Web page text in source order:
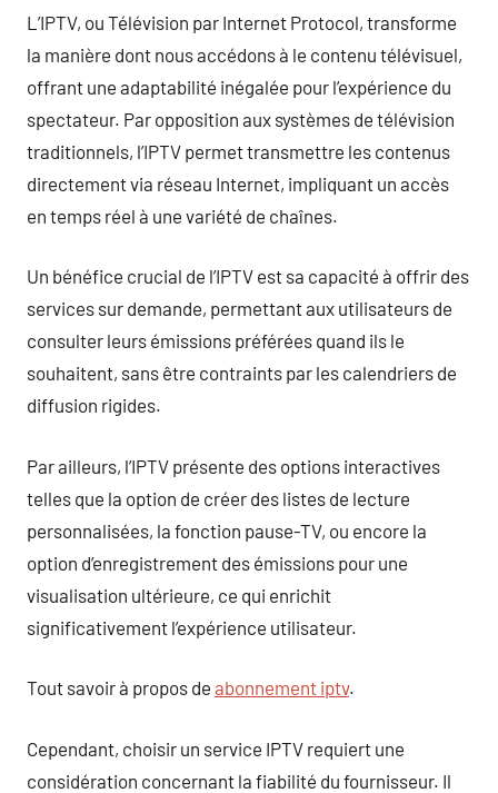
L’IPTV, ou Télévision par Internet Protocol, transforme
la manière dont nous accédons à le contenu télévisuel,
offrant une adaptabilité inégalée pour l’expérience du
spectateur. Par opposition aux systèmes de télévision
traditionnels, l’IPTV permet transmettre les contenus
directement via réseau Internet, impliquant un accès
en temps réel à une variété de chaînes.
Un bénéfice crucial de l’IPTV est sa capacité à offrir des
services sur demande, permettant aux utilisateurs de
consulter leurs émissions préférées quand ils le
souhaitent, sans être contraints par les calendriers de
diffusion rigides.
Par ailleurs, l’IPTV présente des options interactives
telles que la option de créer des listes de lecture
personnalisées, la fonction pause-TV, ou encore la
option d’enregistrement des émissions pour une
visualisation ultérieure, ce qui enrichit
significativement l’expérience utilisateur.
Tout savoir à propos de abonnement iptv.
Cependant, choisir un service IPTV requiert une
considération concernant la fiabilité du fournisseur. Il